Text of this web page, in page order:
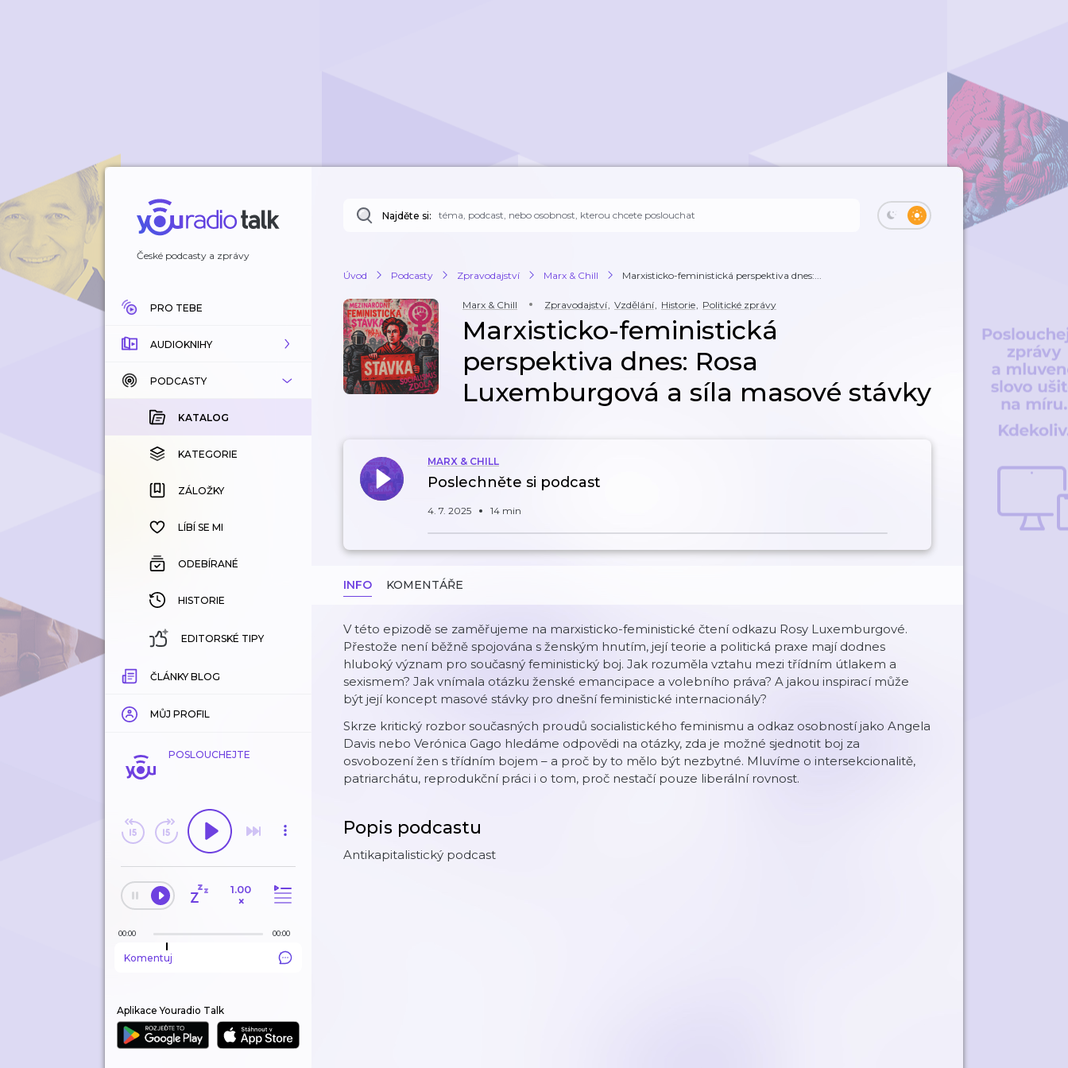
České podcasty a zprávy
PRO TEBE
AUDIOKNIHY
KATALOG
KOUPENÉ
KATEGORIE
ZÁLOŽKY
HISTORIE
PODCASTY
KATALOG
KATEGORIE
ZÁLOŽKY
LÍBÍ SE MI
ODEBÍRANÉ
HISTORIE
EDITORSKÉ TIPY
ČLÁNKY BLOG
MŮJ PROFIL
POSLOUCHEJTE
1.00
×
00:00 00:00
Komentuj
Aplikace Youradio Talk
Najděte si:
Úvod Podcasty Zpravodajství Marx & Chill Marxisticko-feministická perspektiva dnes:...
Marx & Chill Zpravodajství, Vzdělání, Historie, Politické zprávy
Marxisticko-feministická
perspektiva dnes: Rosa
Luxemburgová a síla masové stávky
MARX & CHILL
Poslechněte si podcast
4. 7. 2025 14 min
INFO KOMENTÁŘE
V této epizodě se zaměřujeme na marxisticko-feministické čtení odkazu Rosy Luxemburgové.
Přestože není běžně spojována s ženským hnutím, její teorie a politická praxe mají dodnes
hluboký význam pro současný feministický boj. Jak rozuměla vztahu mezi třídním útlakem a
sexismem? Jak vnímala otázku ženské emancipace a volebního práva? A jakou inspirací může
být její koncept masové stávky pro dnešní feministické internacionály?
Skrze kritický rozbor současných proudů socialistického feminismu a odkaz osobností jako Angela
Davis nebo Verónica Gago hledáme odpovědi na otázky, zda je možné sjednotit boj za
osvobození žen s třídním bojem – a proč by to mělo být nezbytné. Mluvíme o intersekcionalitě,
patriarchátu, reprodukční práci i o tom, proč nestačí pouze liberální rovnost.
Popis podcastu
Antikapitalistický podcast